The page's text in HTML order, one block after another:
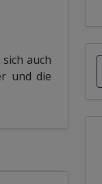
auch
und die